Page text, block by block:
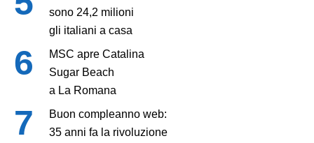
sono 24,2 milioni
gli italiani a casa
MSC apre Catalina
Sugar Beach
a La Romana
Buon compleanno web:
35 anni fa la rivoluzione